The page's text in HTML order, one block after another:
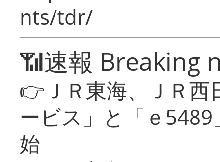
nts/tdr/
📶速報 Breaking
👉ＪＲ東海、ＪＲ
ービス」と「ｅ
始